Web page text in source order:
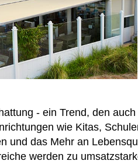
- ein Trend, den
wie Kitas,
und das Mehr an
werden zu